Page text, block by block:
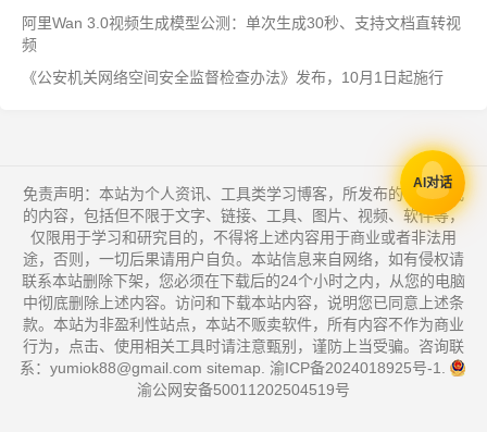
阿里Wan 3.0视频生成模型公测：单次生成30秒、支持文档直转视
频
《公安机关网络空间安全监督检查办法》发布，10月1日起施行
免责声明：本站为个人资讯、工具类学习博客，所发布的一切形式
的内容，包括但不限于文字、链接、工具、图片、视频、软件等，
仅限用于学习和研究目的，不得将上述内容用于商业或者非法用
途，否则，一切后果请用户自负。本站信息来自网络，如有侵权请
联系本站删除下架，您必须在下载后的24个小时之内，从您的电脑
中彻底删除上述内容。访问和下载本站内容，说明您已同意上述条
款。本站为非盈利性站点，本站不贩卖软件，所有内容不作为商业
行为，点击、使用相关工具时请注意甄别，谨防上当受骗。咨询联
系：yumiok88@gmail.com sitemap 渝ICP备2024018925号-1
渝公网安备50011202504519号
AI对话